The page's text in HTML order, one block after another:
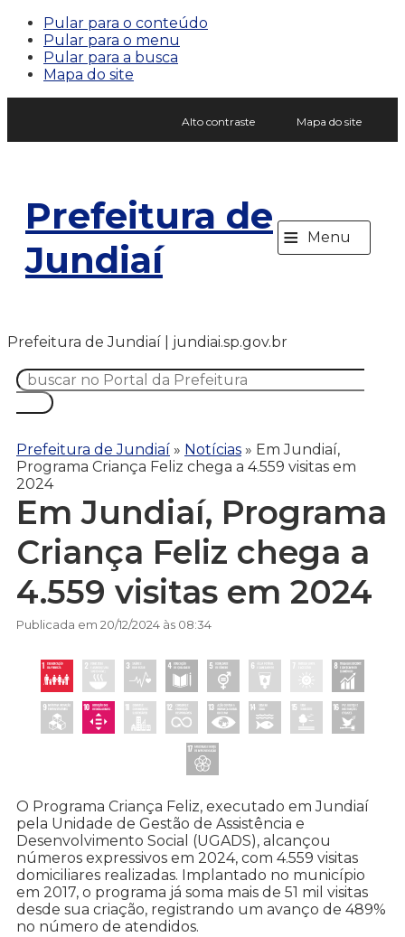
Pular para o conteúdo
Pular para o menu
Pular para a busca
Mapa do site
Alto contraste Mapa do site
Prefeitura de
Jundiaí
≡ Menu
Prefeitura de Jundiaí | jundiai.sp.gov.br
Prefeitura de Jundiaí » Notícias » Em Jundiaí,
Programa Criança Feliz chega a 4.559 visitas em
2024
Em Jundiaí, Programa
Criança Feliz chega a
4.559 visitas em 2024
Publicada em 20/12/2024 às 08:34
O Programa Criança Feliz, executado em Jundiaí
pela Unidade de Gestão de Assistência e
Desenvolvimento Social (UGADS), alcançou
números expressivos em 2024, com 4.559 visitas
domiciliares realizadas. Implantado no município
em 2017, o programa já soma mais de 51 mil visitas
desde sua criação, registrando um avanço de 489%
no número de atendidos.